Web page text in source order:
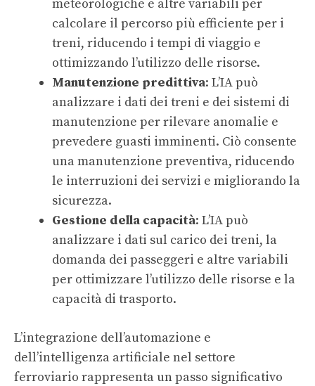
meteorologiche e altre variabili per
calcolare il percorso più efficiente per i
treni, riducendo i tempi di viaggio e
ottimizzando l’utilizzo delle risorse.
Manutenzione predittiva: L’IA può
analizzare i dati dei treni e dei sistemi di
manutenzione per rilevare anomalie e
prevedere guasti imminenti. Ciò consente
una manutenzione preventiva, riducendo
le interruzioni dei servizi e migliorando la
sicurezza.
Gestione della capacità: L’IA può
analizzare i dati sul carico dei treni, la
domanda dei passeggeri e altre variabili
per ottimizzare l’utilizzo delle risorse e la
capacità di trasporto.
L’integrazione dell’automazione e
dell’intelligenza artificiale nel settore
ferroviario rappresenta un passo significativo